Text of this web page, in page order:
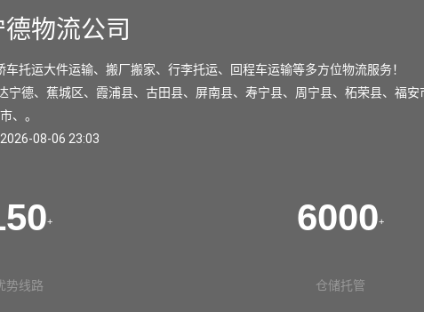
物流公司
托运大件运输、搬厂搬家、行李托运、回程车运输等多方位物流服务！
宁德、 蕉城区、 霞浦县、 古田县、 屏南县、 寿宁县、 周宁县、 柘荣县、 福安
市、。
08-06 23:03
+
势线路
6000+
仓储托管